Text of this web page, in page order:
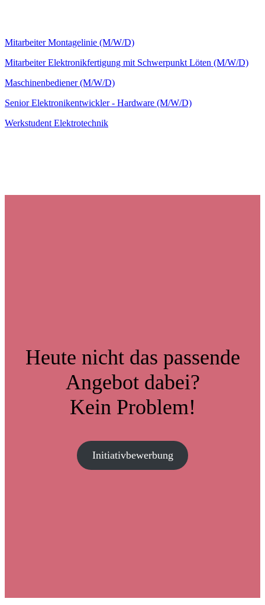
Mitarbeiter Montagelinie (M/W/D)
Mitarbeiter Elektronikfertigung mit Schwerpunkt Löten (M/W/D)
Maschinenbediener(M/W/D)
Senior Elektronikentwickler - Hardware (M/W/D)
Werkstudent Elektrotechnik
Heute nicht das passende
Angebot dabei?
Kein Problem!
Initiativbewerbung